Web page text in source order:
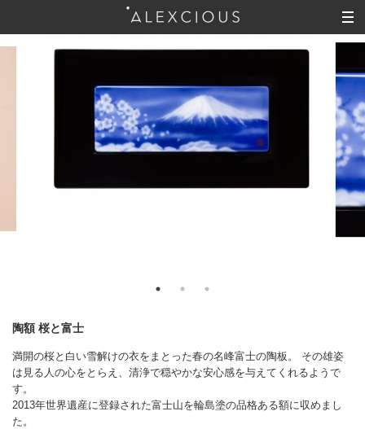
陶額 桜と富士
満開の桜と白い雪解けの衣をまとった春の名峰富士の陶板。 その雄姿
は見る人の心をとらえ、清浄で穏やかな安心感を与えてくれるようで
す。
2013年世界遺産に登録された富士山を輪島塗の品格ある額に収めまし
た。